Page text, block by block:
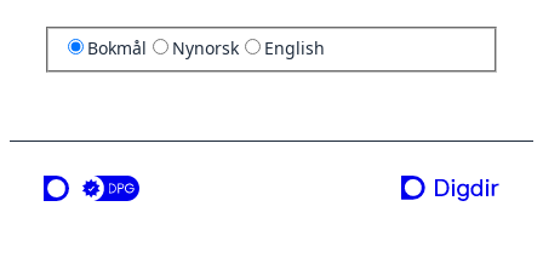
Bokmål Nynorsk English